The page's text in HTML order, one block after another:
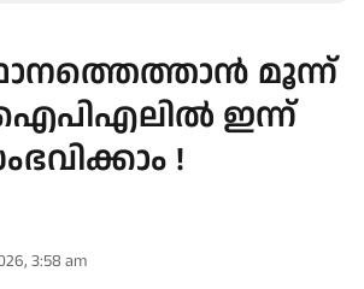
മൂന്ന്
ഇന്ന്
!
3:58 am